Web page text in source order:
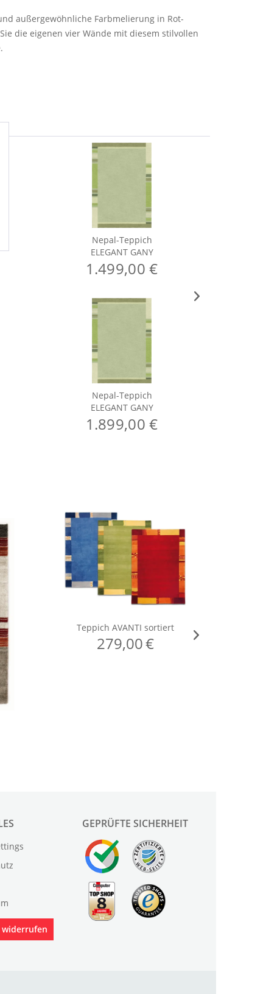
außergewöhnliche Farbmelierung in Rot-
die eigenen vier Wände mit diesem stilvollen
Nepal-Teppich
ELEGANT GANY
1.499,00 €
Nepal-Teppich
ELEGANT GANY
1.899,00 €
GEPRÜFTE SICHERHEIT